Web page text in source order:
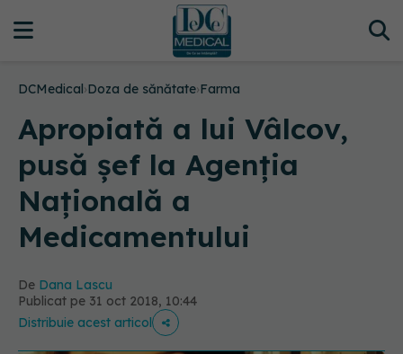
DCMedical›Doza de sănătate›Farma
Apropiată a lui Vâlcov,
pusă șef la Agenția
Națională a
Medicamentului
De Dana Lascu
Publicat pe 31 oct 2018, 10:44
Distribuie acest articol